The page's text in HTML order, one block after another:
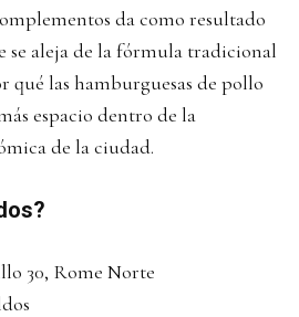
da como resultado
se aleja de la fórmula tradicional
qué las hamburguesas de pollo
espacio dentro de la
de la ciudad.
30, Rome Norte